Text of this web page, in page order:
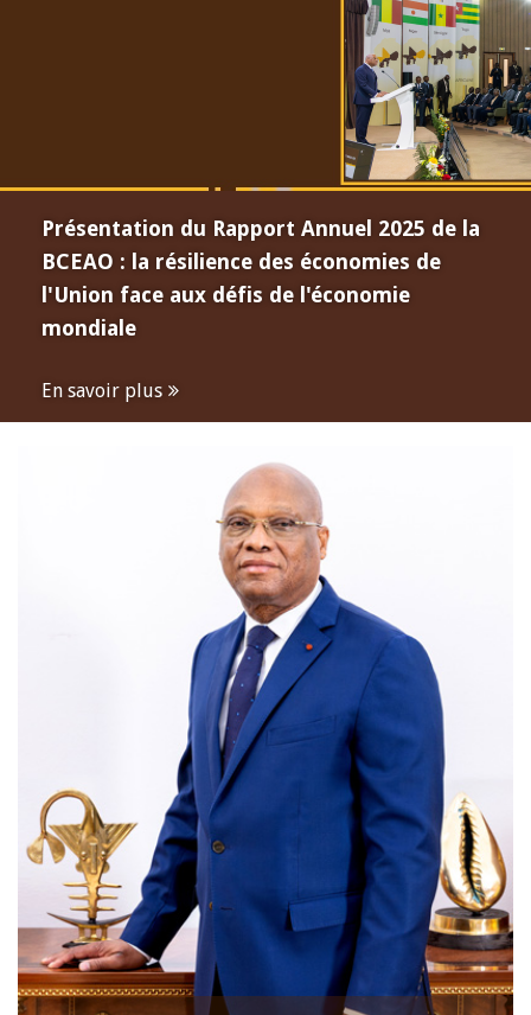
Présentation du Rapport Annuel 2025 de la
BCEAO : la résilience des économies de
l'Union face aux défis de l'économie
mondiale
En savoir plus